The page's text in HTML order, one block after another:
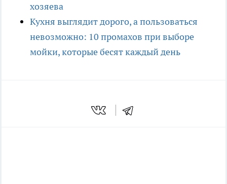
хозяева
Кухня выглядит дорого, а пользоваться
невозможно: 10 промахов при выборе
мойки, которые бесят каждый день